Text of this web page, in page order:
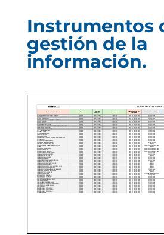
Instrumentos
gestión de la
información.